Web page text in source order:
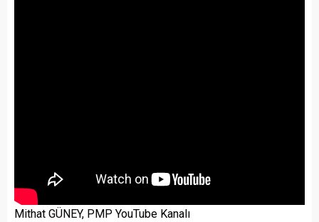
Mithat GÜNEY, PMP YouTube Kanalı